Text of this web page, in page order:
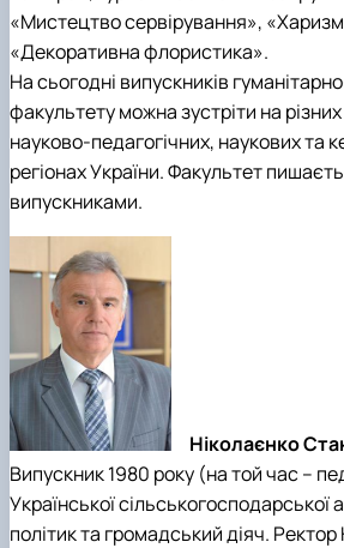
«Мистецтво сервірування»,
«Декоративна флористика».
На сьогодні випускників
факультету можна зустріти на
науково-педагогічних, наукових та
регіонах України. Факультет
випускниками.
Ніколаєнко
Випускник 1980 року (на той час –
Української сільськогосподарської
політик та громадський діяч.